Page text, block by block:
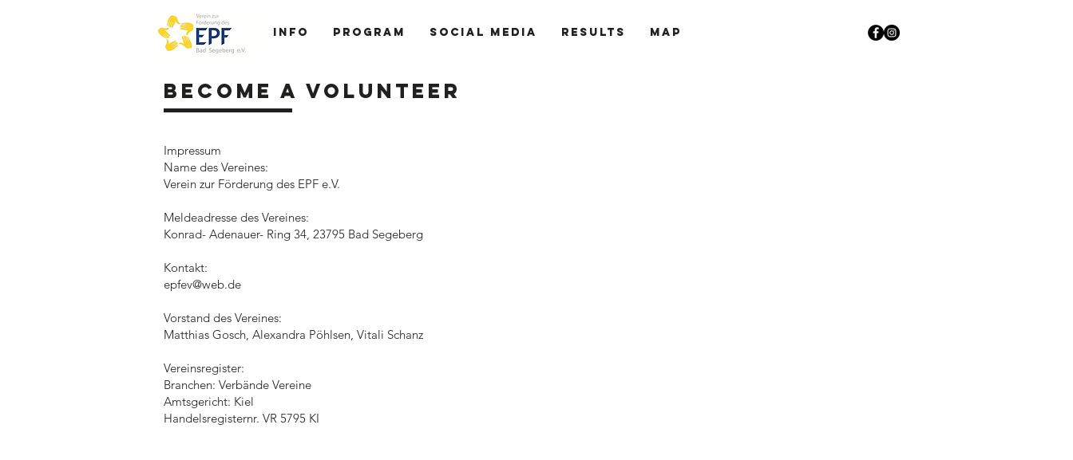
Info Program Social Media Results MAP
Become a Volunteer
Impressum
Name des Vereines:
Verein zur Förderung des EPF e.V.
Meldeadresse des Vereines:
Konrad- Adenauer- Ring 34, 23795 Bad Segeberg
Kontakt:
epfev@web.de
Vorstand des Vereines:
Matthias Gosch, Alexandra Pöhlsen, Vitali Schanz
Vereinsregister:
Branchen: Verbände Vereine
Amtsgericht: Kiel
Handelsregisternr. VR 5795 KI